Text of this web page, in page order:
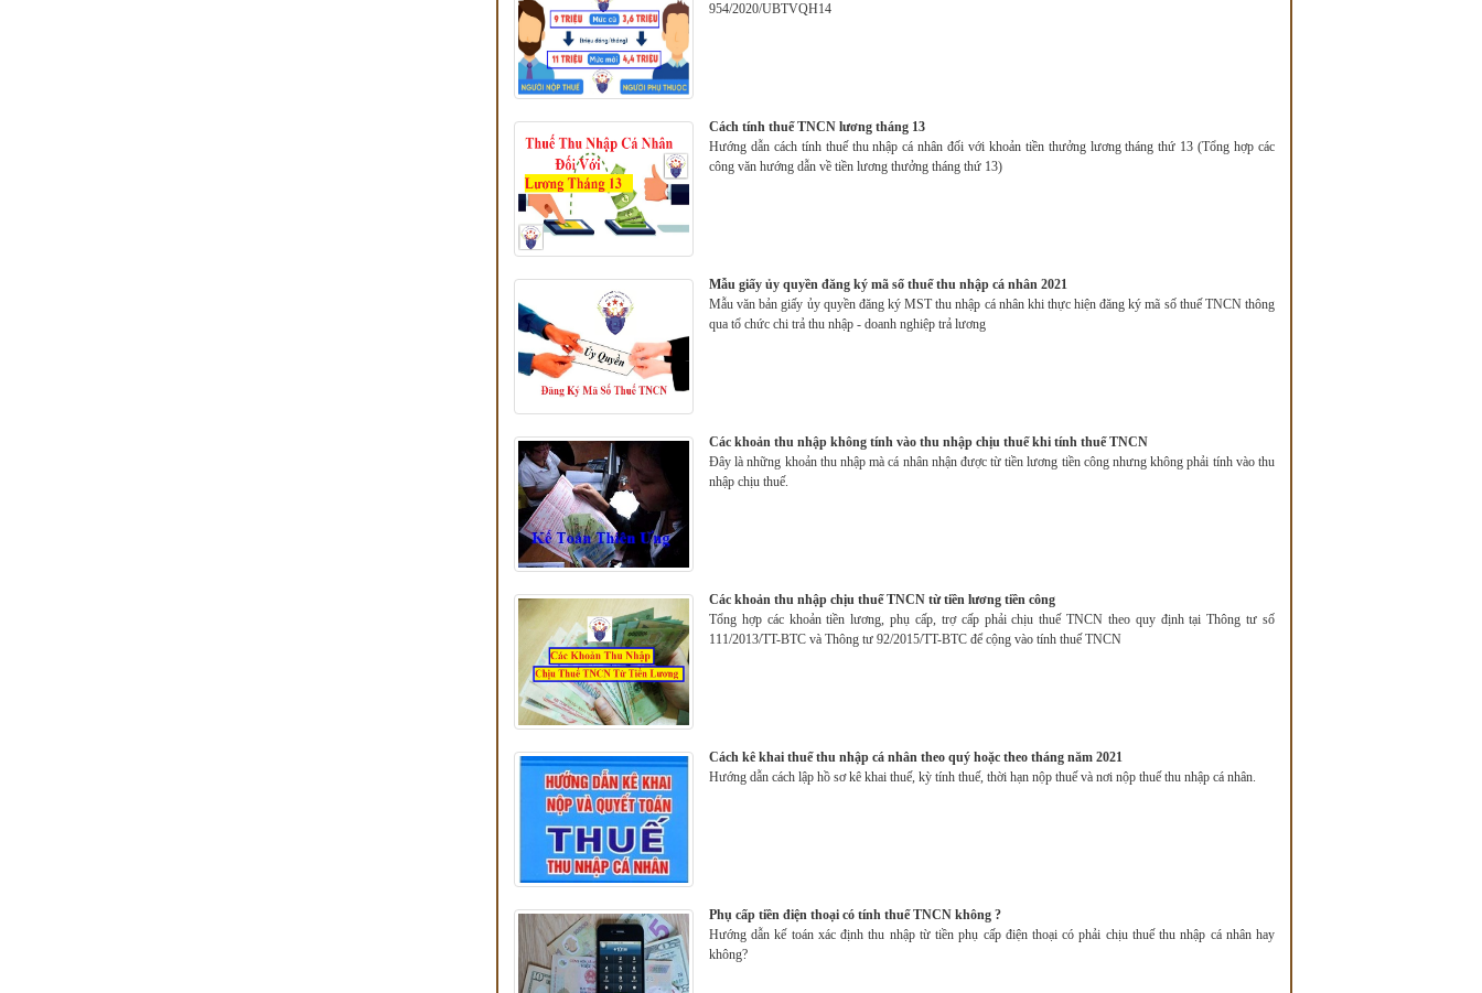
954/2020/UBTVQH14
Cách tính thuế TNCN lương tháng 13
Hướng dẫn cách tính thuế thu nhập cá nhân đối với khoản tiền thưởng lương tháng thứ 13 (Tổng hợp các
công văn hướng dẫn về tiền lương thưởng tháng thứ 13)
Mẫu giấy ủy quyền đăng ký mã số thuế thu nhập cá nhân 2021
Mẫu văn bản giấy ủy quyền đăng ký MST thu nhập cá nhân khi thực hiện đăng ký mã số thuế TNCN thông
qua tổ chức chi trả thu nhập - doanh nghiệp trả lương
Các khoản thu nhập không tính vào thu nhập chịu thuế khi tính thuế TNCN
Đây là những khoản thu nhập mà cá nhân nhận được từ tiền lương tiền công nhưng không phải tính vào thu
nhập chịu thuế.
Các khoản thu nhập chịu thuế TNCN từ tiền lương tiền công
Tổng hợp các khoản tiền lương, phụ cấp, trợ cấp phải chịu thuế TNCN theo quy định tại Thông tư số
111/2013/TT-BTC và Thông tư 92/2015/TT-BTC để cộng vào tính thuế TNCN
Cách kê khai thuế thu nhập cá nhân theo quý hoặc theo tháng năm 2021
Hướng dẫn cách lập hồ sơ kê khai thuế, kỳ tính thuế, thời hạn nộp thuế và nơi nộp thuế thu nhập cá nhân.
Phụ cấp tiền điện thoại có tính thuế TNCN không ?
Hướng dẫn kế toán xác định thu nhập từ tiền phụ cấp điện thoại có phải chịu thuế thu nhập cá nhân hay
không?